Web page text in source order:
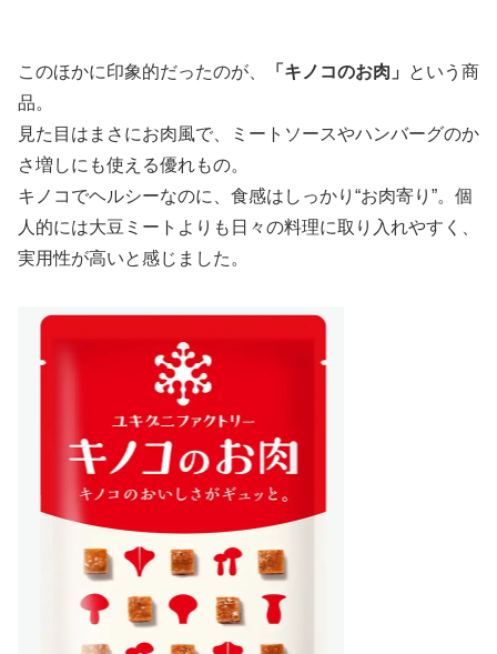
このほかに印象的だったのが、 「キノコのお肉」
という商
品。
見た目はまさにお肉風で、ミートソースやハンバーグのか
さ増しにも使える優れもの。
キノコでヘルシーなのに、食感はしっかり“お肉寄り”。個
人的には大豆ミートよりも日々の料理に取り入れやすく、
実用性が高いと感じました。